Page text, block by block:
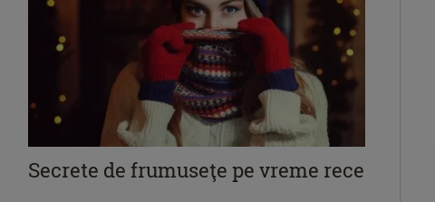
Secrete de frumuseţe pe vreme rece